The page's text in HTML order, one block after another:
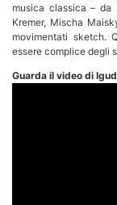
musica classica – da
Kremer, Mischa
movimentati sketch.
essere complice degli
Guarda il video di